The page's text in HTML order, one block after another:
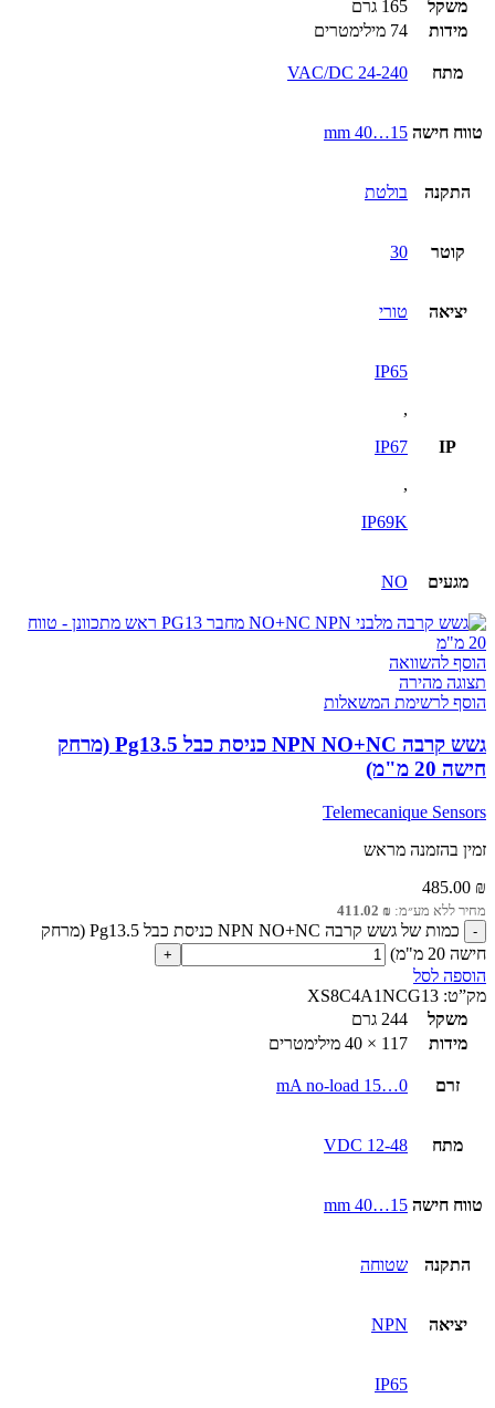
משקל
165 גרם
מידות
74 מילימטרים
מתח 24-240 VAC/DC
טווח חישה 15…40 mm
התקנה בולטת
קוטר 30
יציאה טורי
IP
IP65
,
IP67
,
IP69K
מגעים NO
הוסף להשוואה
תצוגה מהירה
הוסף לרשימת המשאלות
גשש קרבה NPN NO+NC כניסת כבל Pg13.5 (מרחק
חישה 20 מ"מ)
Telemecanique Sensors
זמין בהזמנה מראש
485.00 ₪
מחיר ללא מע״מ: 411.02 ₪
כמות של גשש קרבה NPN NO+NC כניסת כבל Pg13.5 (מרחק
חישה 20 מ"מ)
הוספה לסל
מק”ט: XS8C4A1NCG13
משקל
244 גרם
מידות
117 × 40 מילימטרים
זרם 0…15 mA no-load
מתח 12-48 VDC
טווח חישה 15…40 mm
התקנה שטוחה
יציאה NPN
IP65